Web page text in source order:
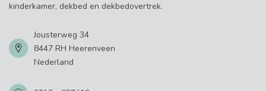
kinderkamer, dekbed en dekbedovertrek.
Jousterweg 34
8447 RH Heerenveen
Nederland